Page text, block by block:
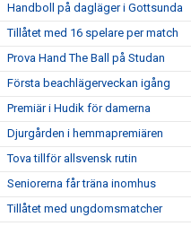
Handboll på dagläger i Gottsunda
Tillåtet med 16 spelare per match
Prova Hand The Ball på Studan
Första beachlägerveckan igång
Premiär i Hudik för damerna
Djurgården i hemmapremiären
Tova tillför allsvensk rutin
Seniorerna får träna inomhus
Tillåtet med ungdomsmatcher